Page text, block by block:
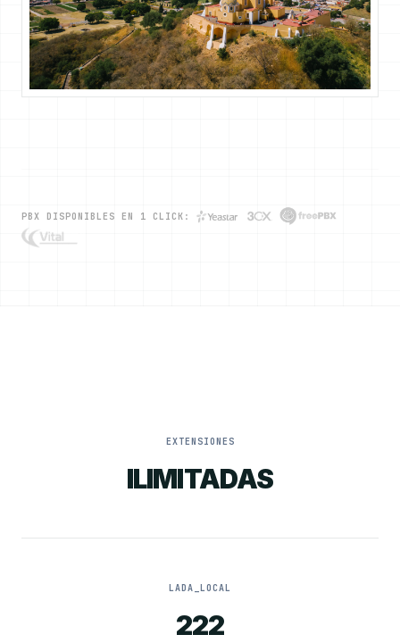
PBX DISPONIBLES EN 1 CLICK:
EXTENSIONES
ILIMITADAS
LADA_LOCAL
222